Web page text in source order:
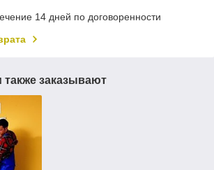
14 дней по договоренности
заказывают